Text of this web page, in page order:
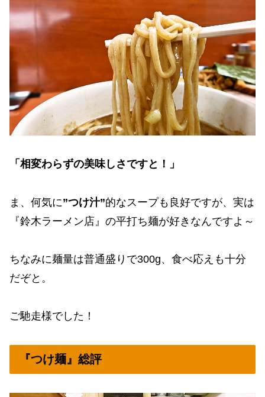
「相変わらずの美味しさですと！」
ま、何気に”つけ汁”的なスープも良好ですが、実は
『鈴木ラーメン店』の平打ち麺が好きなんですよ～
ちなみに麺量は普通盛りで300g、食べ応えも十分
だぞと。
ご馳走様でした！
『つけ麺』総評